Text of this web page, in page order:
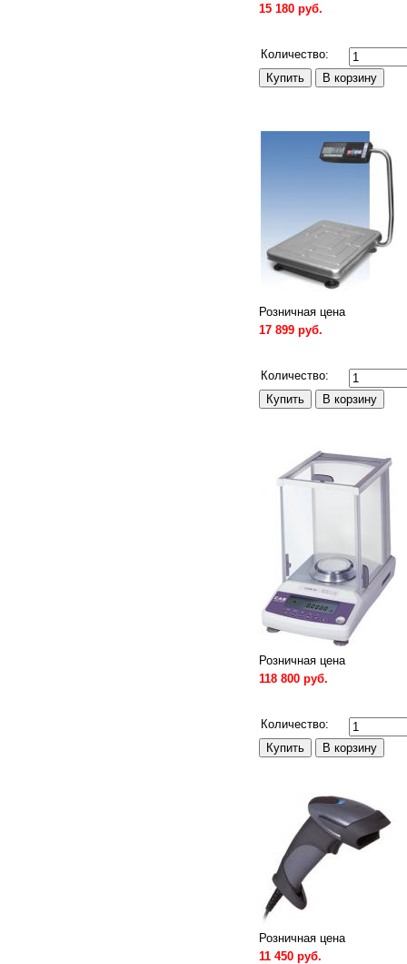
15 180 руб.
Количество:
Розничная цена
17 899 руб.
Количество:
Розничная цена
118 800 руб.
Количество:
Розничная цена
11 450 руб.